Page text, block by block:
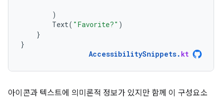
)
Text( "Favorite?" )
}
}
AccessibilitySnippets. kt
아이콘과 텍스트에 의미론적 정보가 있지만 함께 이 구성요소